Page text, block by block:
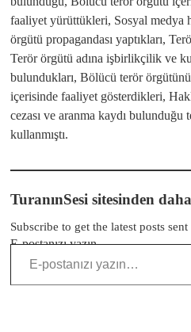
faaliyet yürüttükleri, Sosyal medya
örgütü propagandası yaptıkları,
Terör örgütü adına işbirlikçilik ve
bulundukları, Bölücü terör
içerisinde faaliyet gösterdikleri,
cezası ve aranma kaydı
kullanmıştı.
TuranınSesi sitesinden
Subscribe to get the latest posts
E-postanızı yazın…